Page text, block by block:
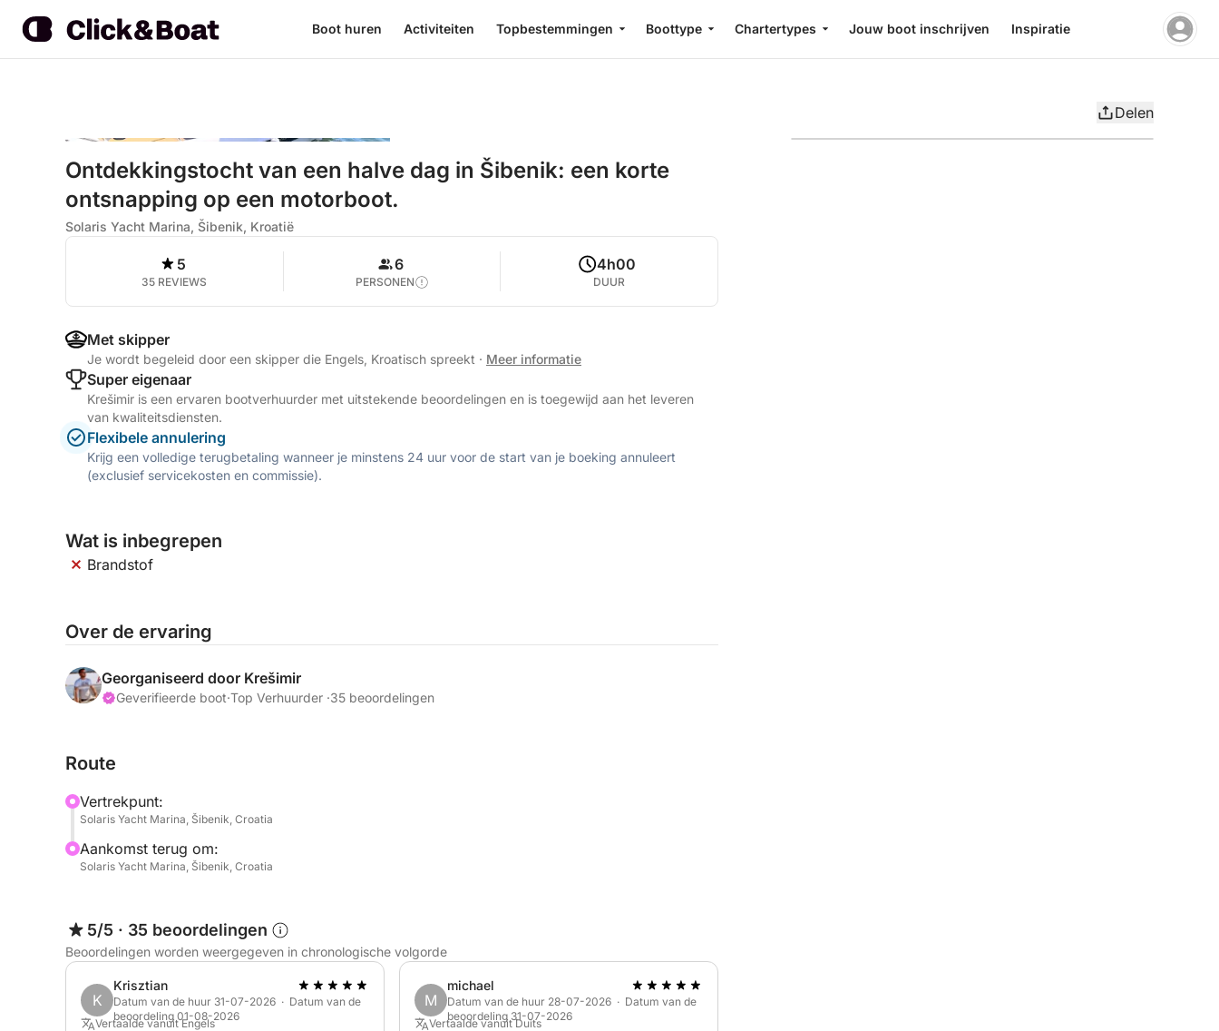
Boot huren Activiteiten Topbestemmingen Boottype Chartertypes Jouw boot inschrijven Inspiratie
Delen
Ontdekkingstocht van een halve dag in Šibenik: een korte
ontsnapping op een motorboot.
Solaris Yacht Marina, Šibenik, Kroatië
5
35 REVIEWS
6
PERSONEN
4h00
DUUR
Met skipper
Je wordt begeleid door een skipper die Engels, Kroatisch spreekt · Meer informatie
Super eigenaar
Krešimir is een ervaren bootverhuurder met uitstekende beoordelingen en is toegewijd aan het leveren
van kwaliteitsdiensten.
Flexibele annulering
Krijg een volledige terugbetaling wanneer je minstens 24 uur voor de start van je boeking annuleert
(exclusief servicekosten en commissie).
Wat is inbegrepen
Brandstof
Over de ervaring
Georganiseerd door Krešimir
Geverifieerde boot·Top Verhuurder ·35 beoordelingen
Route
Vertrekpunt:
Solaris Yacht Marina, Šibenik, Croatia
Aankomst terug om:
Solaris Yacht Marina, Šibenik, Croatia
5/5 · 35 beoordelingen
Beoordelingen worden weergegeven in chronologische volgorde
K
Krisztian
Datum van de huur 31-07-2026 · Datum van de
beoordeling 01-08-2026
Vertaalde vanuit Engels
M
michael
Datum van de huur 28-07-2026 · Datum van de
beoordeling 31-07-2026
Vertaalde vanuit Duits